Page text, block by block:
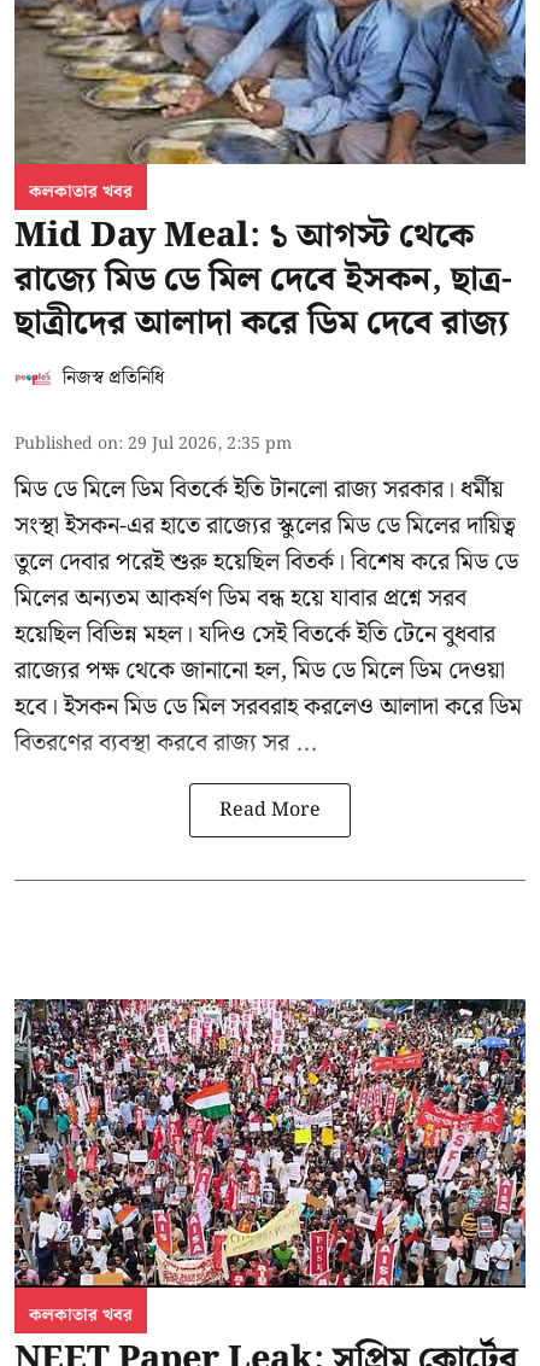
কলকাতার খবর
Mid Day Meal: ১ আগস্ট থেকে
রাজ্যে মিড ডে মিল দেবে ইসকন, ছাত্র-
ছাত্রীদের আলাদা করে ডিম দেবে রাজ্য
নিজস্ব প্রতিনিধি
Published on: 29 Jul 2026, 2:35 pm
মিড ডে মিলে ডিম বিতর্কে ইতি টানলো রাজ্য সরকার। ধর্মীয়
সংস্থা ইসকন-এর হাতে রাজ্যের স্কুলের মিড ডে মিলের দায়িত্ব
তুলে দেবার পরেই শুরু হয়েছিল বিতর্ক। বিশেষ করে মিড ডে
মিলের অন্যতম আকর্ষণ ডিম বন্ধ হয়ে যাবার প্রশ্নে সরব
হয়েছিল বিভিন্ন মহল। যদিও সেই বিতর্কে ইতি টেনে বুধবার
রাজ্যের পক্ষ থেকে জানানো হল, মিড ডে মিলে ডিম দেওয়া
হবে। ইসকন মিড ডে মিল সরবরাহ করলেও আলাদা করে ডিম
বিতরণের ব্যবস্থা করবে রাজ্য সর ...
Read More
কলকাতার খবর